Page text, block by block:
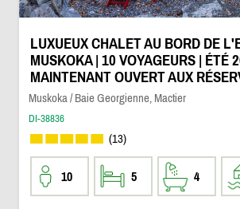
LUXUEUX CHALET AU BORD DE
MUSKOKA | 10 VOYAGEURS | ÉTÉ
MAINTENANT OUVERT AUX
Muskoka / Baie Georgienne, Mactier
DI-38836
(13)
10 5 4